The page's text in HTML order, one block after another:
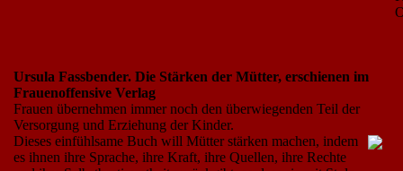
Ursula Fassbender. Die Stärken der Mütter, erschienen im
Frauenoffensive Verlag
Frauen übernehmen immer noch den überwiegenden Teil der
Versorgung und Erziehung der Kinder.
Dieses einfühlsame Buch will Mütter stärken machen, indem
es ihnen ihre Sprache, ihre Kraft, ihre Quellen, ihre Rechte